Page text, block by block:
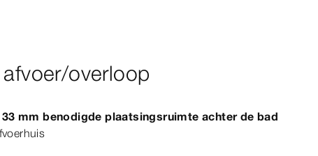
overloop
mm benodigde plaatsingsruimte achter de bad